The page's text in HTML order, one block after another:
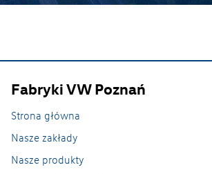
Strefa Pracownika_czki
Fabryki VW Poznań
Strona główna
Nasze zakłady
Nasze produkty